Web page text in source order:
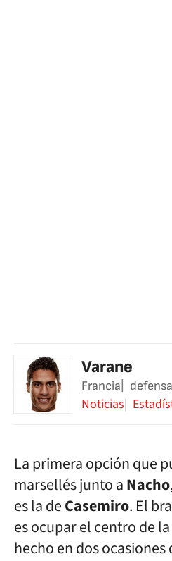
Varane
Francia defensa
Noticias
La primera opción que
marsellés junto aNacho
es la deCasemiro. El
es ocupar el centro de
hecho en dos